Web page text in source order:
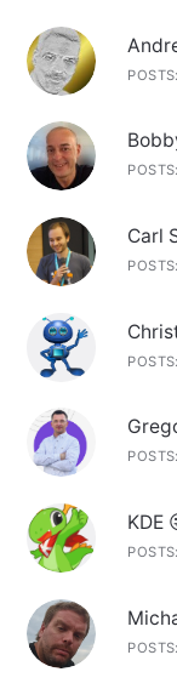
Carl
KDE